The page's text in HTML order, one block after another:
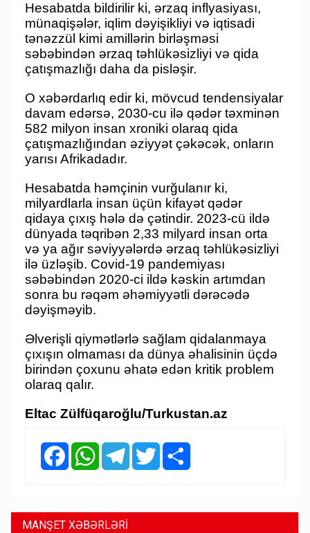
Hesabatda bildirilir ki, ərzaq inflyasiyası,
münaqişələr, iqlim dəyişikliyi və iqtisadi
tənəzzül kimi amillərin birləşməsi
səbəbindən ərzaq təhlükəsizliyi və qida
çatışmazlığı daha da pisləşir.
O xəbərdarlıq edir ki, mövcud tendensiyalar
davam edərsə, 2030-cu ilə qədər təxminən
582 milyon insan xroniki olaraq qida
çatışmazlığından əziyyət çəkəcək, onların
yarısı Afrikadadır.
Hesabatda həmçinin vurğulanır ki,
milyardlarla insan üçün kifayət qədər
qidaya çıxış hələ də çətindir. 2023-cü ildə
dünyada təqribən 2,33 milyard insan orta
və ya ağır səviyyələrdə ərzaq təhlükəsizliyi
ilə üzləşib. Covid-19 pandemiyası
səbəbindən 2020-ci ildə kəskin artımdan
sonra bu rəqəm əhəmiyyətli dərəcədə
dəyişməyib.
Əlverişli qiymətlərlə sağlam qidalanmaya
çıxışın olmaması da dünya əhalisinin üçdə
birindən çoxunu əhatə edən kritik problem
olaraq qalır.
Eltac Zülfüqaroğlu/Turkustan.az
FacebookWhatsAppTelegramTwitter
MANŞET XƏBƏRLƏRİ